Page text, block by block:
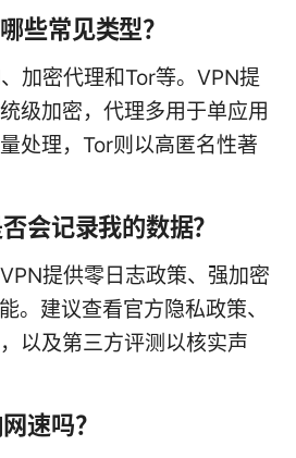
些常见类型？
加密代理和Tor等。VPN提
级加密，代理多用于单应用
处理，Tor则以高匿名性著
会记录我的数据？
提供零日志政策、强加密
。建议查看官方隐私政策、
以及第三方评测以核实声
速吗？